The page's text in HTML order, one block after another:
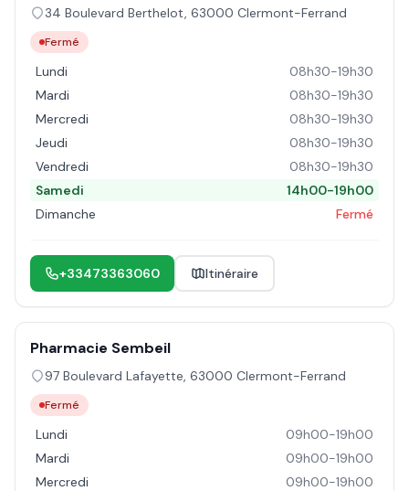
34 Boulevard Berthelot, 63000 Clermont-Ferrand
Fermé
Lundi
08h30-19h30
Mardi
08h30-19h30
Mercredi
08h30-19h30
Jeudi
08h30-19h30
Vendredi
08h30-19h30
Samedi
14h00-19h00
Dimanche
Fermé
+33473363060 Itinéraire
Pharmacie Sembeil
97 Boulevard Lafayette, 63000 Clermont-Ferrand
Fermé
Lundi
09h00-19h00
Mardi
09h00-19h00
Mercredi
09h00-19h00